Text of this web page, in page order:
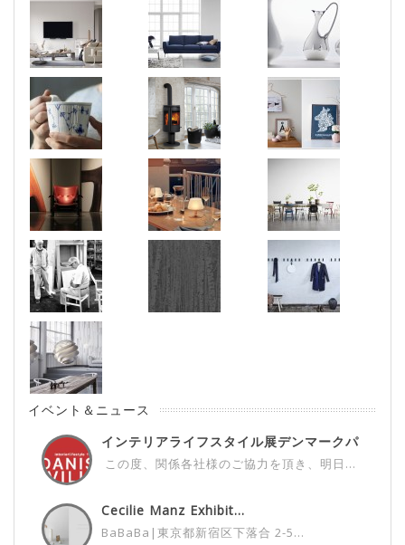
イベント＆ニュース
インテリアライフスタイル展デンマークパ
この度、関係各社様のご協力を頂き、明日...
Cecilie Manz Exhibit...
BaBaBa|東京都新宿区下落合 2-5...